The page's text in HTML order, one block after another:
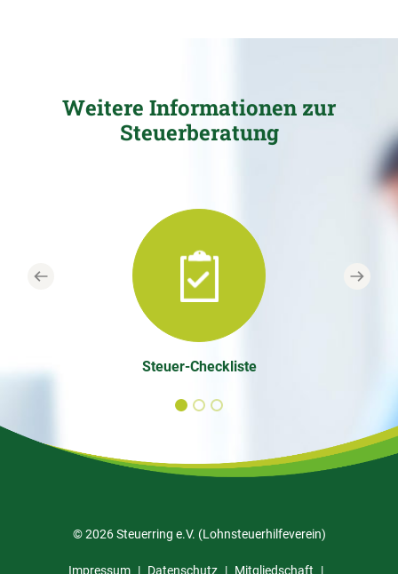
Weitere Informationen zur
Steuerberatung
Steuer-Checkliste
Previous Next
© 2026 Steuerring e.V. (Lohnsteuerhilfeverein)
Impressum Datenschutz Mitgliedschaft